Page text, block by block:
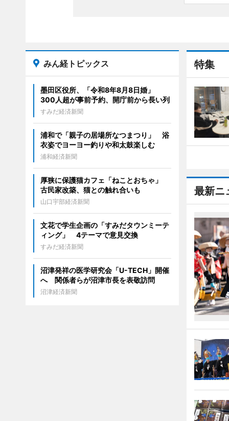
特集
最新ニ
みん経トピックス
墨田区役所、「令和8年8月8日婚」
300人超が事前予約、開庁前から長い列
すみだ経済新聞
浦和で「親子の居場所なつまつり」 浴
衣姿でヨーヨー釣りや和太鼓楽しむ
浦和経済新聞
厚狭に保護猫カフェ「ねことおちゃ」
古民家改築、猫との触れ合いも
山口宇部経済新聞
文花で学生企画の「すみだタウンミーテ
ィング」 4テーマで意見交換
すみだ経済新聞
沼津発祥の医学研究会「U-TECH」開催
へ 関係者らが沼津市長を表敬訪問
沼津経済新聞